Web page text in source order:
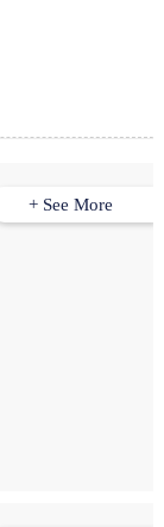
+ See More